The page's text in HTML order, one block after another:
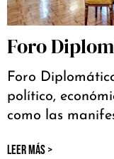
Foro
Foro
político,
como las
LEER MÁS >